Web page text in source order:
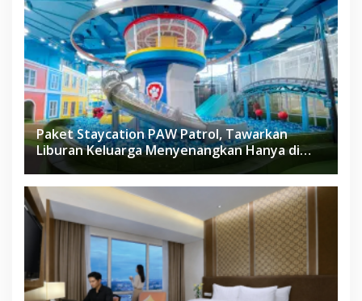
Paket Staycation PAW Patrol, Tawarkan
Liburan Keluarga Menyenangkan Hanya di
Herloom Hotel BSD